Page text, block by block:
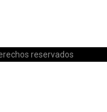
reservados